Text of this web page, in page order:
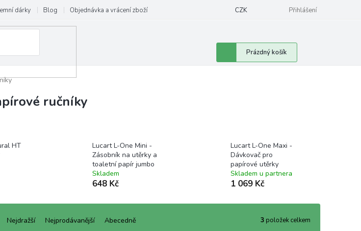
dárky Blog Objednávka a vrácení zboží CZK Přihlášení
Nákupní
košík
Prázdný košík
ručníky
HT
Lucart L-One Mini -
Zásobník na utěrky a
toaletní papír jumbo
Skladem
648 Kč
Lucart L-One Maxi -
Dávkovač pro
papírové utěrky
Skladem u partnera
1 069 Kč
Nejdražší Nejprodávanější Abecedně 3 položek celkem